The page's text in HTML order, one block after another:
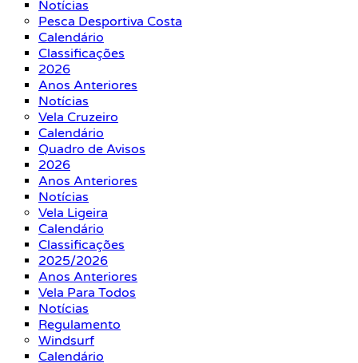
Notícias
Pesca Desportiva Costa
Calendário
Classificações
2026
Anos Anteriores
Notícias
Vela Cruzeiro
Calendário
Quadro de Avisos
2026
Anos Anteriores
Notícias
Vela Ligeira
Calendário
Classificações
2025/2026
Anos Anteriores
Vela Para Todos
Notícias
Regulamento
Windsurf
Calendário